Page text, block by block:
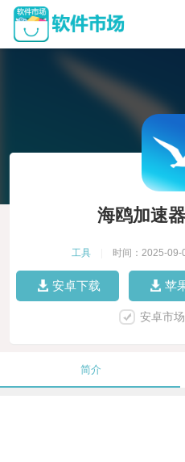
海鸥加速
工具 时间：2025-09-
安卓下载 苹
安卓市
简介